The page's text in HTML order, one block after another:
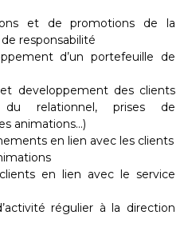
et de promotions de la
responsabilité
d’un portefeuille de
developpement des clients
du relationnel, prises de
animations...)
en lien avec les clients
en lien avec le service
régulier à la direction